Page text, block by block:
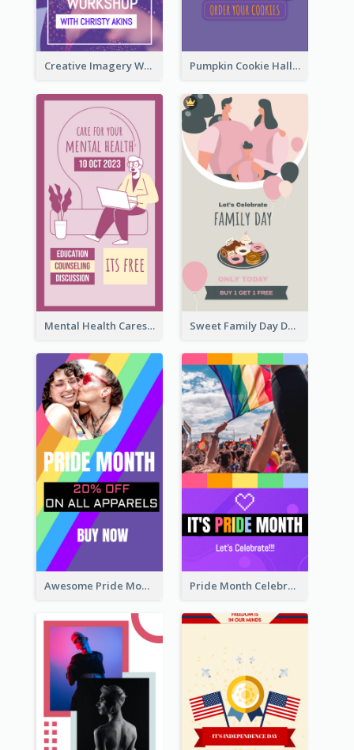
Creative Imagery Workshop Instagram Stories Pumpkin Cookie Halloween Promote Instagram Story
Mental Health Caresses Instagram Story Sweet Family Day Dessert Offer Instagram Story
Awesome Pride Month Merch Instagram Story Design Pride Month Celebration Instagram Story Design